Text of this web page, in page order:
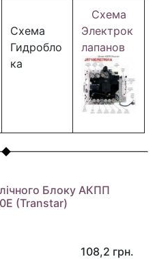
Схема
Гидробло
ка
Схема
Электрок
лапанов
Блоку АКПП
(Transtar)
108,2 грн.